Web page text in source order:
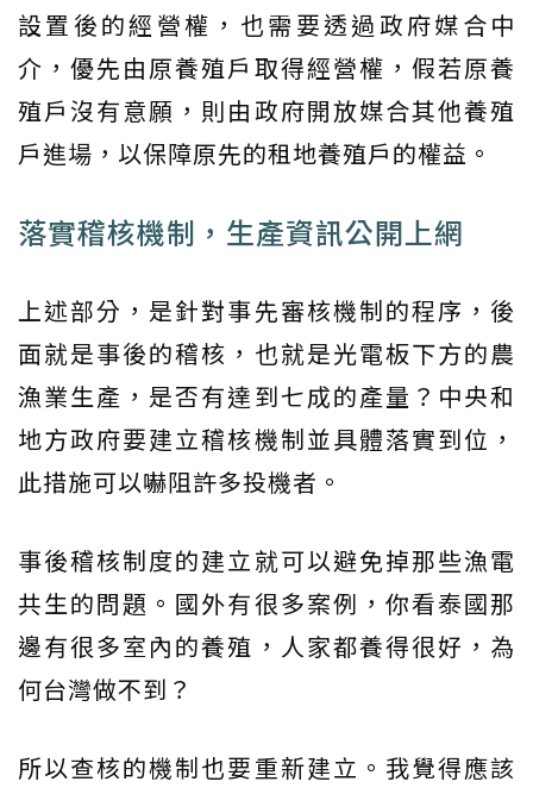
設置後的經營權，也需要透過政府媒合中
介，優先由原養殖戶取得經營權，假若原養
殖戶沒有意願，則由政府開放媒合其他養殖
戶進場，以保障原先的租地養殖戶的權益。
落實稽核機制，生產資訊公開上網
上述部分，是針對事先審核機制的程序，後
面就是事後的稽核，也就是光電板下方的農
漁業生產，是否有達到七成的產量？中央和
地方政府要建立稽核機制並具體落實到位，
此措施可以嚇阻許多投機者。
事後稽核制度的建立就可以避免掉那些漁電
共生的問題。國外有很多案例，你看泰國那
邊有很多室內的養殖，人家都養得很好，為
何台灣做不到？
所以查核的機制也要重新建立。我覺得應該